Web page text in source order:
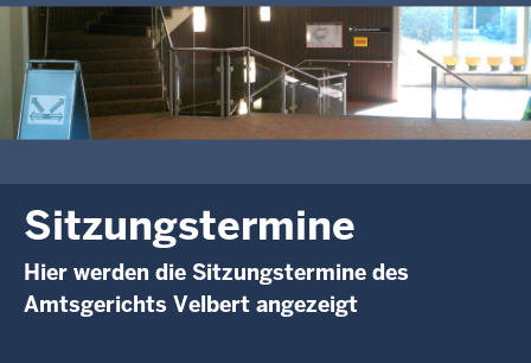
Sitzungstermine
Hier werden die Sitzungstermine des
Amtsgerichts Velbert angezeigt